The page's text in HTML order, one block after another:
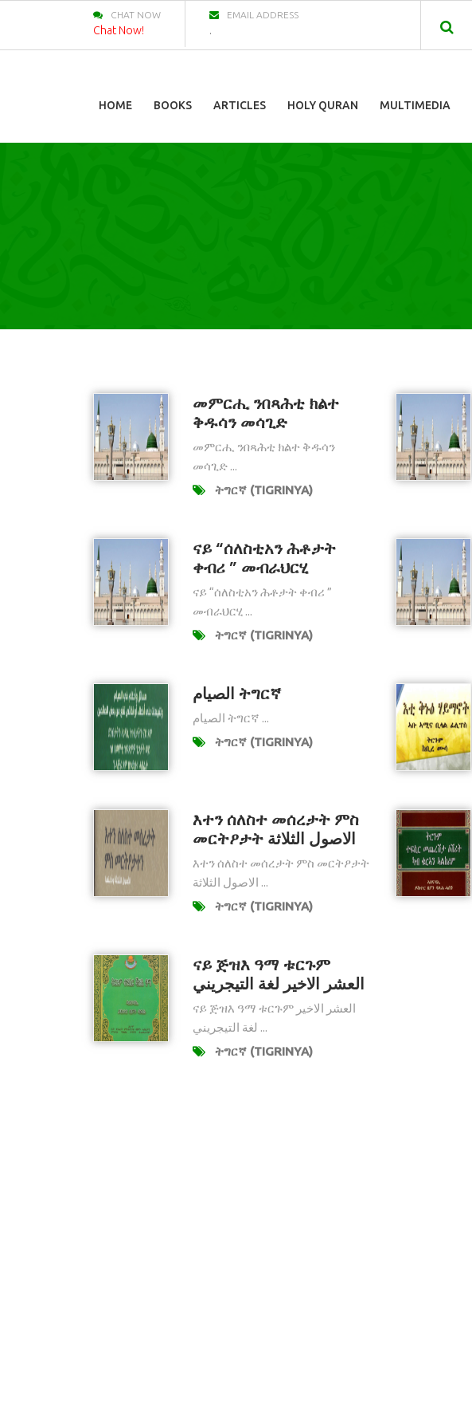
CHAT NOW
Chat Now!
EMAIL ADDRESS
.
HOME BOOKS ARTICLES HOLY QURAN MULTIMEDIA
መምርሒ ንበጻሕቲ ክልተ
ቅዱሳን መሳጊድ
መምርሒ ንበጻሕቲ ክልተ ቅዱሳን
መሳጊድ ...
ትግርኛ (TIGRINYA)
ናይ “ሰለስቲአን ሕቶታት
ቀብሪ ” መብራህርሂ
ናይ “ሰለስቲአን ሕቶታት ቀብሪ ”
መብራህርሂ ...
ትግርኛ (TIGRINYA)
الصيام ትግርኛ
الصيام ትግርኛ ...
ትግርኛ (TIGRINYA)
እተን ሰለስተ መሰረታት ምስ
መርትዖታት الاصول الثلاثة
እተን ሰለስተ መሰረታት ምስ መርትዖታት
الاصول الثلاثة ...
ትግርኛ (TIGRINYA)
ናይ ጅዝእ ዓማ ቱርጉም
العشر الاخير لغة التيجريني
ናይ ጅዝእ ዓማ ቱርጉም العشر الاخير
لغة التيجريني ...
ትግርኛ (TIGRINYA)